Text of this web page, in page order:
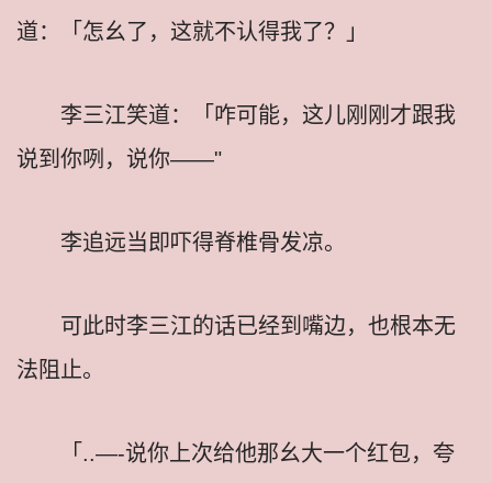
道：「怎幺了，这就不认得我了？」
李三江笑道：「咋可能，这儿刚刚才跟我
说到你咧，说你——"
李追远当即吓得脊椎骨发凉。
可此时李三江的话已经到嘴边，也根本无
法阻止。
「..—-说你上次给他那幺大一个红包，夸